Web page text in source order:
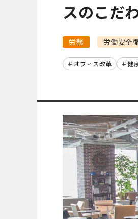
スのこだ
労務 労働安全
オフィス改革 健